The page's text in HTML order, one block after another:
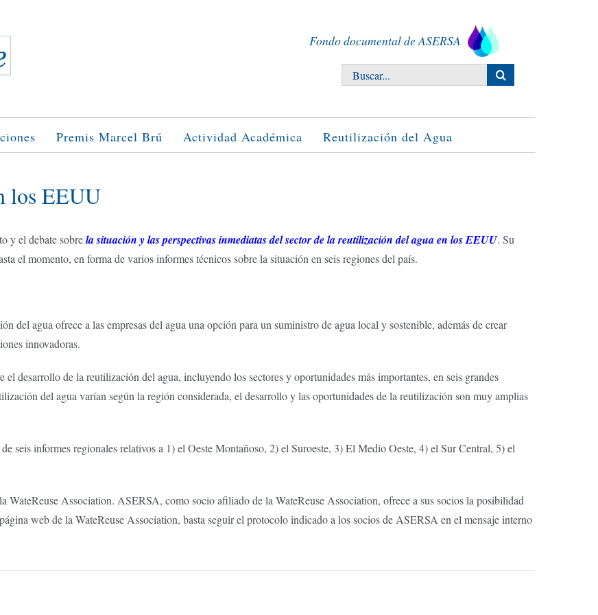
Fondo documental de ASERSA
Buscar:
Premis Marcel Brú Actividad Académica Reutilización del Agua
los EEUU
y el debate sobrela situación y las perspectivas inmediatas del sector de la reutilización del agua en los EEUU. Su
el momento, en forma de varios informes técnicos sobre la situación en seis regiones del país.
del agua ofrece a las empresas del agua una opción para un suministro de agua local y sostenible, además de crear
innovadoras.
desarrollo de la reutilización del agua, incluyendo los sectores y oportunidades más importantes, en seis grandes
del agua varían según la región considerada, el desarrollo y las oportunidades de la reutilización son muy amplias
seis informes regionales relativos a 1) el Oeste Montañoso, 2) el Suroeste, 3) El Medio Oeste, 4) el Sur Central, 5) el
WateReuse Association. ASERSA, como socio afiliado de la WateReuse Association, ofrece a sus socios la posibilidad
web de la WateReuse Association, basta seguir el protocolo indicado a los socios de ASERSA en el mensaje interno